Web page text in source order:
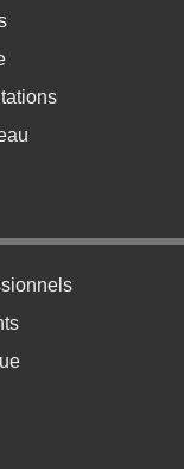
bas de page 3